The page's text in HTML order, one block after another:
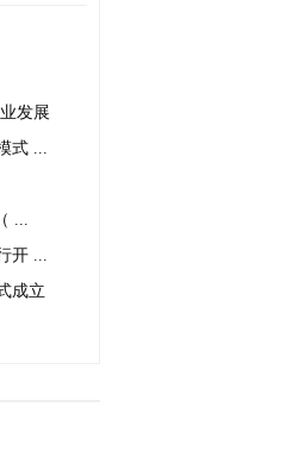
发展
式 ...
...
开 ...
成立